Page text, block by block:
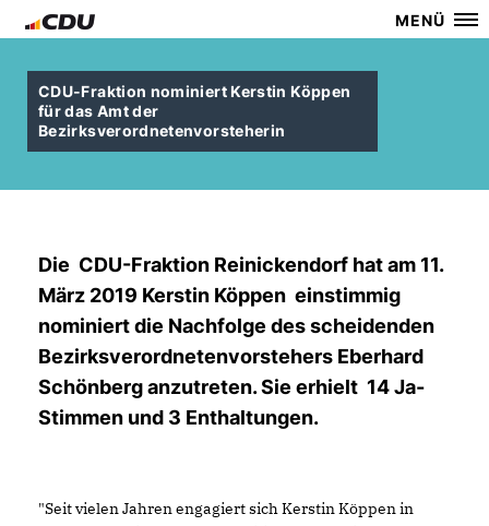
MENÜ
CDU-Fraktion nominiert Kerstin Köppen
für das Amt der
Bezirksverordnetenvorsteherin
Die CDU-Fraktion Reinickendorf hat am 11.
März 2019 Kerstin Köppen einstimmig
nominiert die Nachfolge des scheidenden
Bezirksverordnetenvorstehers Eberhard
Schönberg anzutreten. Sie erhielt 14 Ja-
Stimmen und 3 Enthaltungen.
"Seit vielen Jahren engagiert sich Kerstin Köppen in